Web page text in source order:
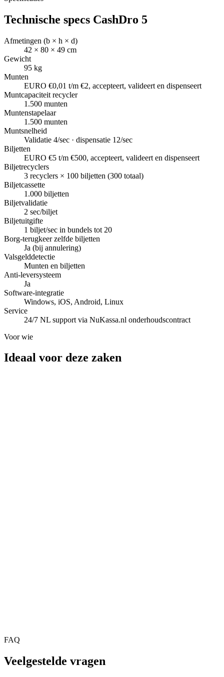
Technische specs CashDro 5
Afmetingen (b × h × d)
42 × 80 × 49 cm
Gewicht
95 kg
Munten
EURO €0,01 t/m €2, accepteert, valideert en dispenseert
Muntcapaciteit recycler
1.500 munten
Muntenstapelaar
1.500 munten
Muntsnelheid
Validatie 4/sec · dispensatie 12/sec
Biljetten
EURO €5 t/m €500, accepteert, valideert en dispenseert
Biljetrecyclers
3 recyclers × 100 biljetten (300 totaal)
Biljetcassette
1.000 biljetten
Biljetvalidatie
2 sec/biljet
Biljetuitgifte
1 biljet/sec in bundels tot 20
Borg-terugkeer zelfde biljetten
Ja (bij annulering)
Valsgelddetectie
Munten en biljetten
Anti-leversysteem
Ja
Software-integratie
Windows, iOS, Android, Linux
Service
24/7 NL support via NuKassa.nl onderhoudscontract
Voor wie
Ideaal voor deze zaken
FAQ
Veelgestelde vragen